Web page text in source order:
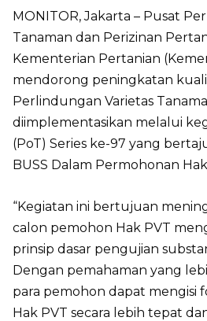
MONITOR, Jakarta – Pusat
Tanaman dan Perizinan
Kementerian Pertanian
mendorong peningkatan
Perlindungan Varietas
diimplementasikan melalui
(PoT) Series ke-97 yang
BUSS Dalam Permohonan
“Kegiatan ini bertujuan
calon pemohon Hak PVT
prinsip dasar pengujian
Dengan pemahaman yang
para pemohon dapat mengisi
Hak PVT secara lebih tepat